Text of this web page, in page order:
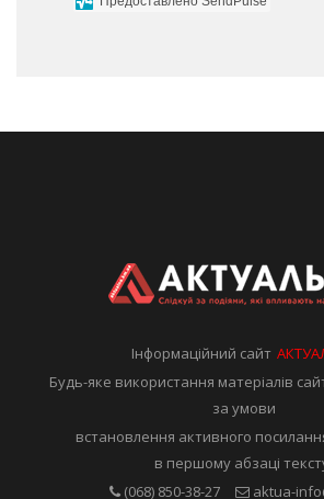
Інформаційний сайт
Будь-яке використання матеріалів
за умови
встановлення активного
в першому абзаці
(068) 850-38-27
aktua-